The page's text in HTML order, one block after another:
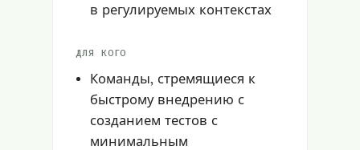
в регулируемых контекстах
ДЛЯ КОГО
Команды, стремящиеся к
быстрому внедрению с
созданием тестов с
минимальным